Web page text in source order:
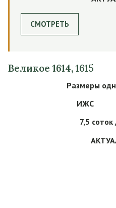
СМОТРЕТЬ
Великое 1614, 1615
Размеры
ИЖС
7,5